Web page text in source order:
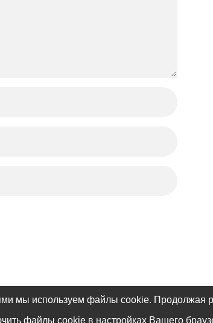
мы используем файлы cookie. Продолжая
файлы cookie в настройках Вашего